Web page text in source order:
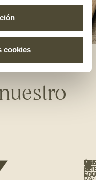
cookies
AL
TE